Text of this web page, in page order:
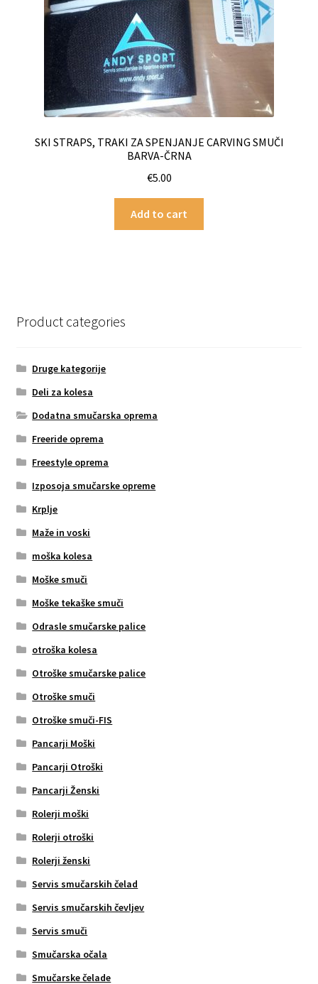
SKI STRAPS, TRAKI ZA SPENJANJE CARVING SMUČI
BARVA-ČRNA
€5.00
Add to cart
Product categories
Druge kategorije
Deli za kolesa
Dodatna smučarska oprema
Freeride oprema
Freestyle oprema
Izposoja smučarske opreme
Krplje
Maže in voski
moška kolesa
Moške smuči
Moške tekaške smuči
Odrasle smučarske palice
otroška kolesa
Otroške smučarske palice
Otroške smuči
Otroške smuči-FIS
Pancarji Moški
Pancarji Otroški
Pancarji Ženski
Rolerji moški
Rolerji otroški
Rolerji ženski
Servis smučarskih čelad
Servis smučarskih čevljev
Servis smuči
Smučarska očala
Smučarske čelade